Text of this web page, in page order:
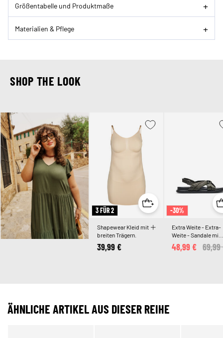
Größentabelle und Produktmaße
Materialien & Pflege
SHOP THE LOOK
3 FÜR 2
Shapewear Kleid mit
breiten Trägern.
39,99 €
-30%
Extra Weite - Extra-
Weite - Sandale mit
KnotendetailPrice
69,99
48,99 €
ÄHNLICHE ARTIKEL AUS DIESER REIHE